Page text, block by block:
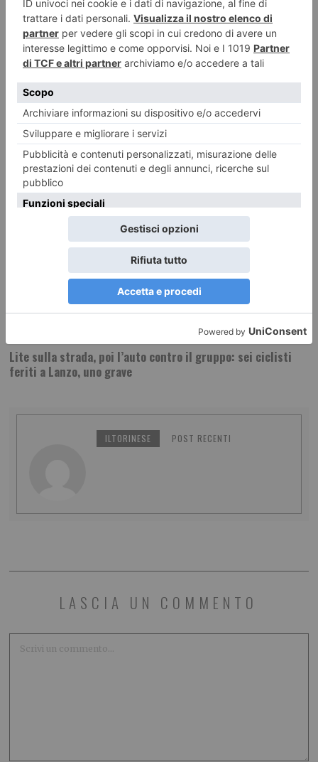
8 AGOSTO 2026
Sedici giorni senza riposo settimanale: multato autista di
bus turistico
Lite sulla strada, poi l’auto contro il gruppo: sei ciclisti
feriti a Lanzo, uno grave
ILTORINESE POST RECENTI
LASCIA UN COMMENTO